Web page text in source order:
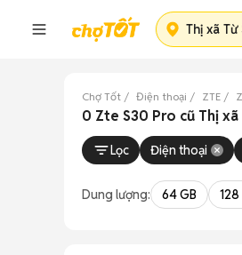
Thị xã Từ
Chợ Tốt Điện thoại ZTE
0 Zte S30 Pro cũ Thị xã
Lọc Điện thoại
Dung lượng: 64 GB 128